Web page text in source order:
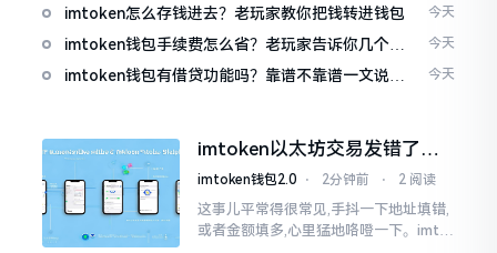
imtoken怎么存钱进去？老玩家教你把钱转进钱包 今天
imtoken钱包手续费怎么省？老玩家告诉你几个实
在招
今天
imtoken钱包有借贷功能吗？靠谱不靠谱一文说清
今天
imtoken以太坊交易发错了咋
整？取消方法告诉你
imtoken钱包2.0 ⋅ 2分钟前 ⋅ 2 阅读
这事儿平常得很常见,手抖一下地址填错,
或者金额填多,心里猛地咯噔一下。imto